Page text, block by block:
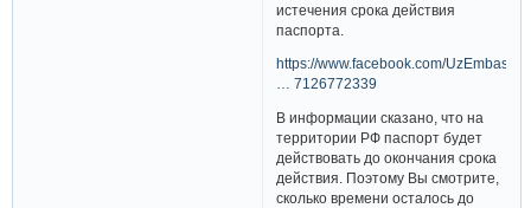
истечения срока действия
паспорта.
https://www.facebook.com/
… 7126772339
В информации сказано, что на
территории РФ паспорт будет
действовать до окончания срока
действия. Поэтому Вы смотрите,
сколько времени осталось до